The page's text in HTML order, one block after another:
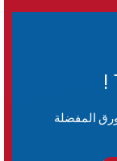
المفضلة